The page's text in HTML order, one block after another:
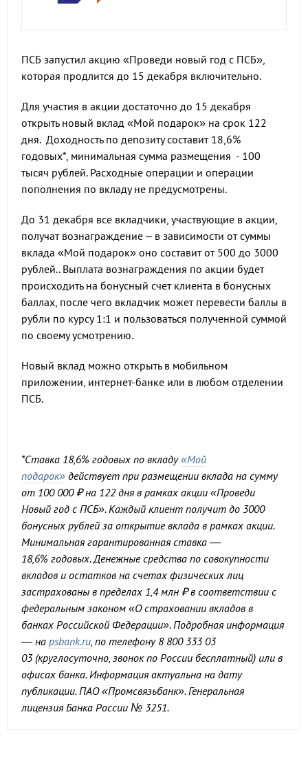
ПСБ запустил акцию «Проведи новый год с ПСБ»,
которая продлится до 15 декабря включительно.
Для участия в акции достаточно до 15 декабря
открыть новый вклад «Мой подарок» на срок 122
дня. Доходность по депозиту составит 18,6%
годовых*, минимальная сумма размещения - 100
тысяч рублей. Расходные операции и операции
пополнения по вкладу не предусмотрены.
До 31 декабря все вкладчики, участвующие в акции,
получат вознаграждение – в зависимости от суммы
вклада «Мой подарок» оно составит от 500 до 3000
рублей.. Выплата вознаграждения по акции будет
происходить на бонусный счет клиента в бонусных
баллах, после чего вкладчик может перевести баллы в
рубли по курсу 1:1 и пользоваться полученной суммой
по своему усмотрению.
Новый вклад можно открыть в мобильном
приложении, интернет-банке или в любом отделении
ПСБ.
*Ставка 18,6% годовых по вкладу«Мой
подарок» действует при размещении вклада на сумму
от 100 000 ₽ на 122 дня в рамках акции «Проведи
Новый год с ПСБ». Каждый клиент получит до 3000
бонусных рублей за открытие вклада в рамках акции.
Минимальная гарантированная ставка —
18,6% годовых. Денежные средства по совокупности
вкладов и остатков на счетах физических лиц
застрахованы в пределах 1,4 млн ₽ в соответствии с
федеральным законом «О страховании вкладов в
банках Российской Федерации». Подробная информация
— на psbank.ru , по телефону 8 800 333 03
03 (круглосуточно, звонок по России бесплатный) или в
офисах банка. Информация актуальна на дату
публикации. ПАО «Промсвязьбанк». Генеральная
лицензия Банка России № 3251.